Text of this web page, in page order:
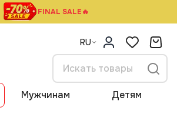
FINAL SALE🔥
RU
Мужчинам Детям